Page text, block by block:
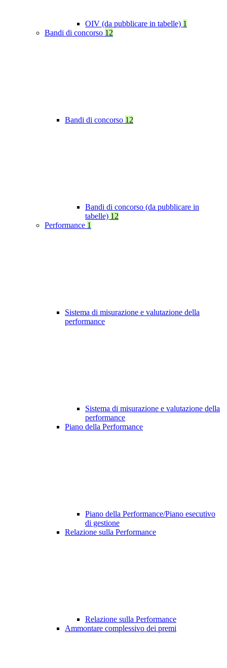
OIV (da pubblicare in tabelle) 1
Bandi di concorso 12
Bandi di concorso 12
Bandi di concorso (da pubblicare in
tabelle) 12
Performance 1
Sistema di misurazione e valutazione della
performance
Sistema di misurazione e valutazione della
performance
Piano della Performance
Piano della Performance/Piano esecutivo
di gestione
Relazione sulla Performance
Relazione sulla Performance
Ammontare complessivo dei premi